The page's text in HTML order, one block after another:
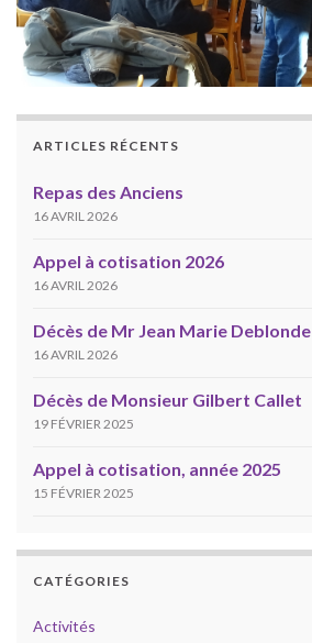
ARTICLES RÉCENTS
Repas des Anciens
16 AVRIL 2026
Appel à cotisation 2026
16 AVRIL 2026
Décès de Mr Jean Marie Deblonde
16 AVRIL 2026
Décès de Monsieur Gilbert Callet
19 FÉVRIER 2025
Appel à cotisation, année 2025
15 FÉVRIER 2025
CATÉGORIES
Activités